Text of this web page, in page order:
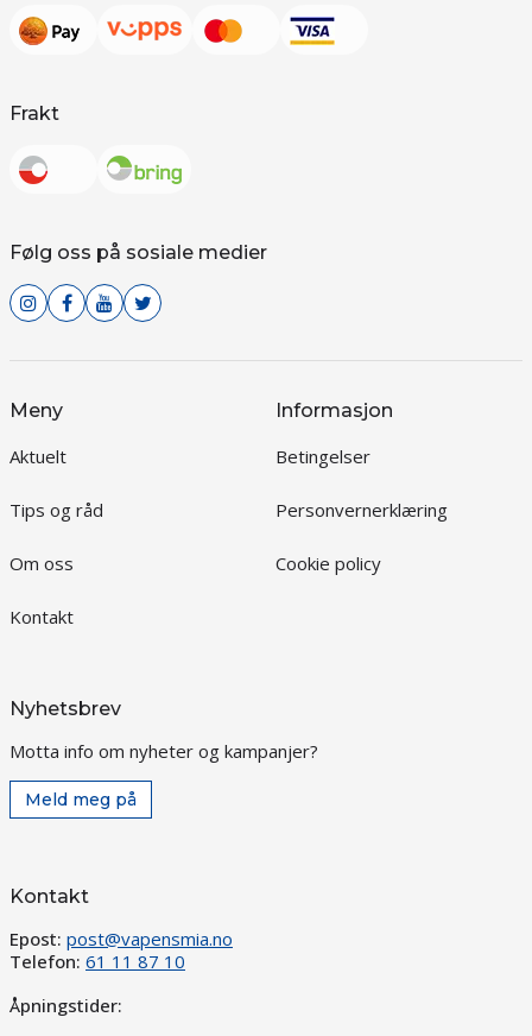
Frakt
Følg oss på sosiale medier
Meny
Aktuelt
Tips og råd
Om oss
Kontakt
Informasjon
Betingelser
Personvernerklæring
Cookie policy
Nyhetsbrev
Motta info om nyheter og kampanjer?
Meld meg på
Kontakt
Epost: post@vapensmia.no
Telefon: 61 11 87 10
Åpningstider: